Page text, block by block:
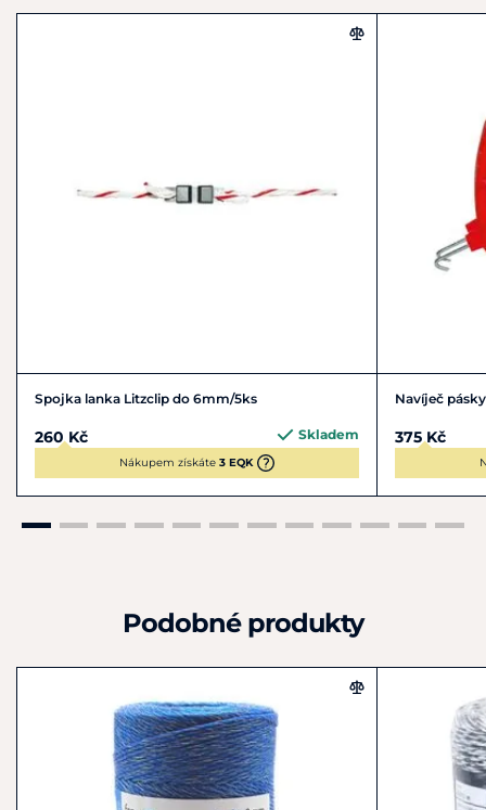
Spojka lanka Litzclip do 6mm/5ks
260 Kč Skladem
Nákupem získáte 3 EQK
Navíječ
375 Kč
Podobné produkty